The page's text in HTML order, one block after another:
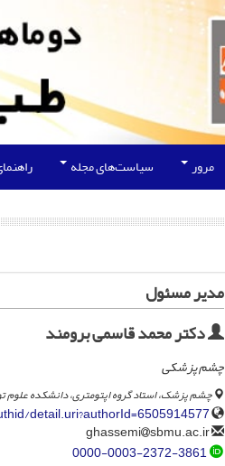
مرور سیاست‌های مجله
مدیر مسئول
دکتر محمد قاسمی برومند
چشم پزشکی
چشم پزشک، استاد گروه اپتومتری، دانشکده علوم
detail.uri?authorId=6505914577
sbmu.ac.ir
0000-0003-2372-3861